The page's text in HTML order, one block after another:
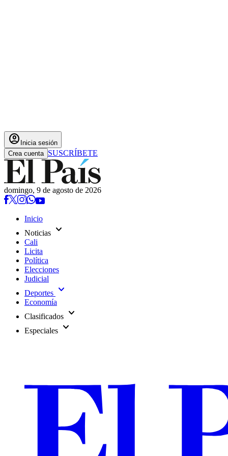
account_circle Inicia sesión
Crea cuenta SUSCRÍBETE
domingo, 9 de agosto de 2026
Inicio
Noticias expand_more
Cali
Licita
Política
Elecciones
Judicial
Deportes expand_more
Economía
Clasificados expand_more
Especiales expand_more